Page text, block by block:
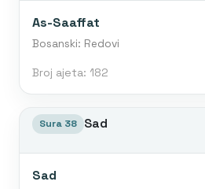
As-Saaffat
Bosanski: Redovi
Broj ajeta: 182
Sura 38 Sad
Sad